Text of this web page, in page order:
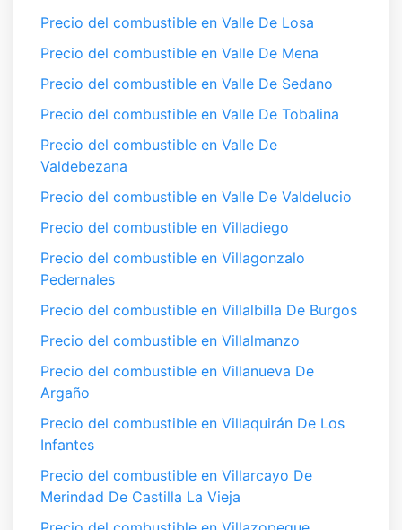
Precio del combustible en Valle De Losa
Precio del combustible en Valle De Mena
Precio del combustible en Valle De Sedano
Precio del combustible en Valle De Tobalina
Precio del combustible en Valle De
Valdebezana
Precio del combustible en Valle De Valdelucio
Precio del combustible en Villadiego
Precio del combustible en Villagonzalo
Pedernales
Precio del combustible en Villalbilla De Burgos
Precio del combustible en Villalmanzo
Precio del combustible en Villanueva De
Argaño
Precio del combustible en Villaquirán De Los
Infantes
Precio del combustible en Villarcayo De
Merindad De Castilla La Vieja